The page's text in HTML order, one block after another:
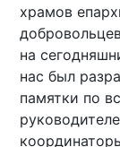
храмов
на
нас был
памятки по